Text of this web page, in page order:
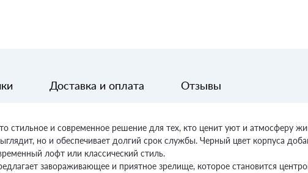
Доставка и оплата Отзывы
стильное и современное решение для тех, кто ценит уют и атмосферу
но и обеспечивает долгий срок службы. Черный цвет корпуса
лофт или классический стиль.
завораживающее и приятное зрелище, которое становится